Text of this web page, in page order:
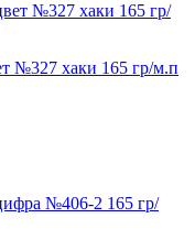
№327 хаки 165 гр/м.п